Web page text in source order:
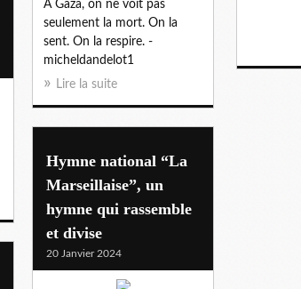
À Gaza, on ne voit pas
seulement la mort. On la
sent. On la respire. -
micheldandelot1
Lire la suite
Hymne national “La
Marseillaise”, un
hymne qui rassemble
et divise
20 Janvier 2024